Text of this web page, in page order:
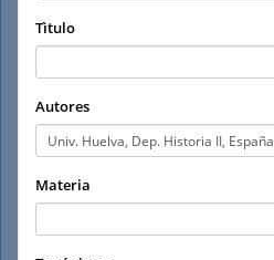
Tìtulo
Autores
Materia